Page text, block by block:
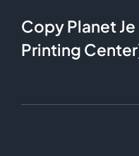
Copy Planet
Printing